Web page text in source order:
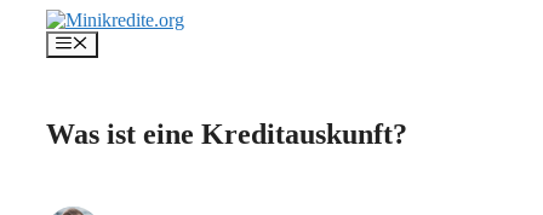
Inhalt
springen
Menü
Was ist eine Kreditauskunft?